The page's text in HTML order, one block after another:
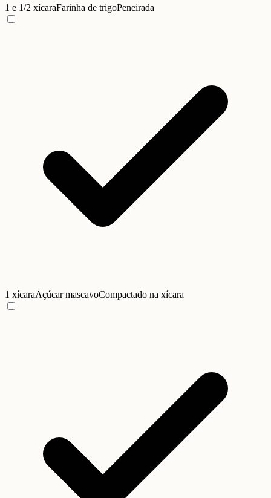
1 e 1/2 xícaraFarinha de trigoPeneirada
1 xícaraAçúcar mascavoCompactado na xícara